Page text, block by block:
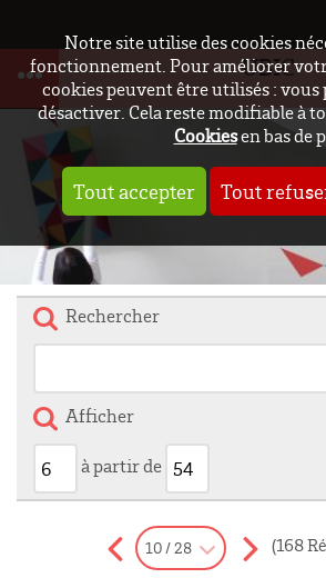
Notre site utilise des cookies
fonctionnement. Pour améliorer
cookies peuvent être utilisés : vous
désactiver. Cela reste modifiable à
Cookiesen bas de
Tout accepter Tout
UBIC
Rechercher
Afficher
à partir de
10 / 28 (168